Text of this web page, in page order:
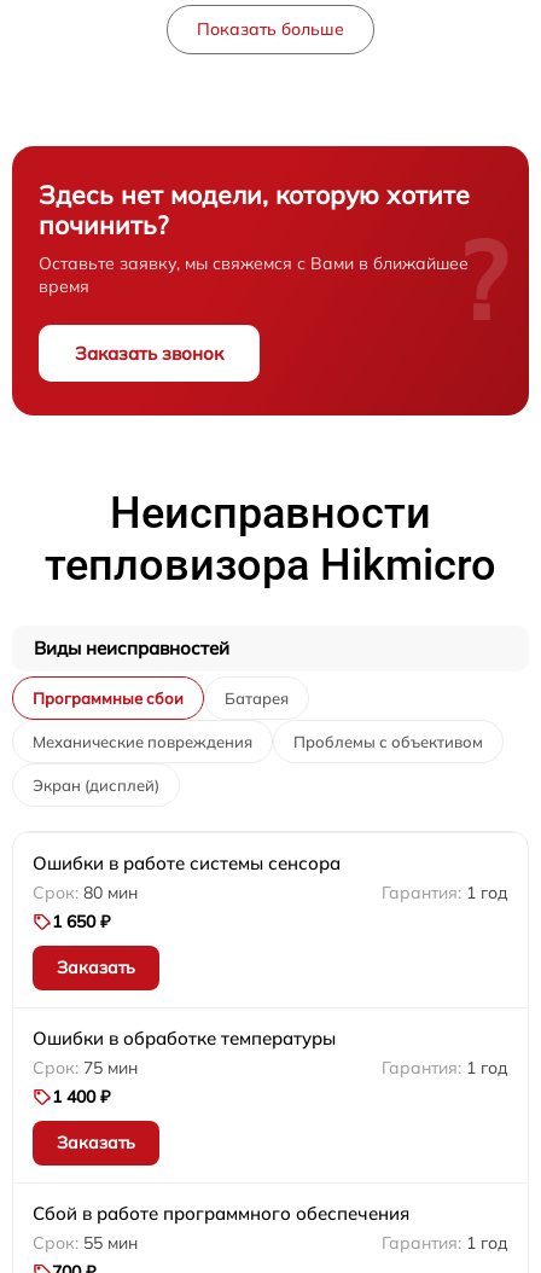
Показать больше
Здесь нет модели, которую хотите
починить?
Оставьте заявку, мы свяжемся с Вами в ближайшее
время
Заказать звонок
?
Неисправности
тепловизора Hikmicro
Виды неисправностей
Программные сбои Батарея
Механические повреждения Проблемы с объективом
Экран (дисплей)
Ошибки в работе системы сенсора
80 мин
1 год
1 650 ₽
Заказать
Ошибки в обработке температуры
75 мин
1 год
1 400 ₽
Заказать
Сбой в работе программного обеспечения
55 мин
1 год